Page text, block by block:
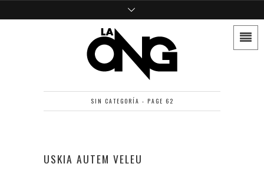
SIN CATEGORÍA - PAGE 62
USKIA AUTEM VELEU